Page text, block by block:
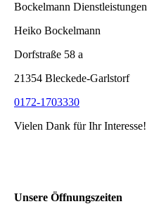
Bockelmann Dienstleistungen
Heiko Bockelmann
Dorfstraße 58 a
21354 Bleckede-Garlstorf
0172-1703330
Vielen Dank für Ihr Interesse!
Unsere Öffnungszeiten